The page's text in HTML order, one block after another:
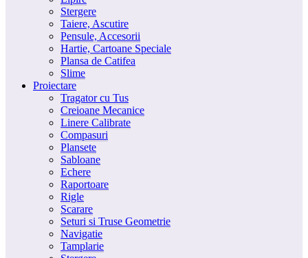
Stergere
Taiere, Ascutire
Pensule, Accesorii
Hartie, Cartoane Speciale
Plansa de Catifea
Slime
Proiectare
Tragator cu Tus
Creioane Mecanice
Linere Calibrate
Compasuri
Plansete
Sabloane
Echere
Raportoare
Rigle
Scarare
Seturi si Truse Geometrie
Navigatie
Tamplarie